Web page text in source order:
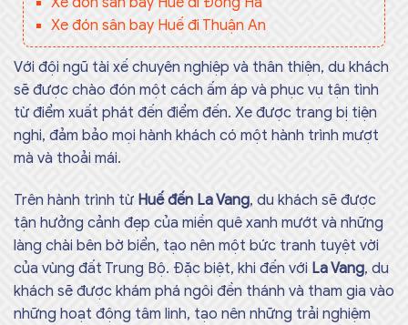
Xe đón sân bay Huế đi Thuận An
Với đội ngũ tài xế chuyên nghiệp và thân thiện, du khách
sẽ được chào đón một cách ấm áp và phục vụ tận tình
từ điểm xuất phát đến điểm đến. Xe được trang bị tiện
nghi, đảm bảo mọi hành khách có một hành trình mượt
mà và thoải mái.
Trên hành trình từ Huế đến La Vang, du khách sẽ được
tận hưởng cảnh đẹp của miền quê xanh mướt và những
làng chài bên bờ biển, tạo nên một bức tranh tuyệt vời
của vùng đất Trung Bộ. Đặc biệt, khi đến với La Vang, du
khách sẽ được khám phá ngôi đền thánh và tham gia vào
những hoạt động tâm linh, tạo nên những trải nghiệm